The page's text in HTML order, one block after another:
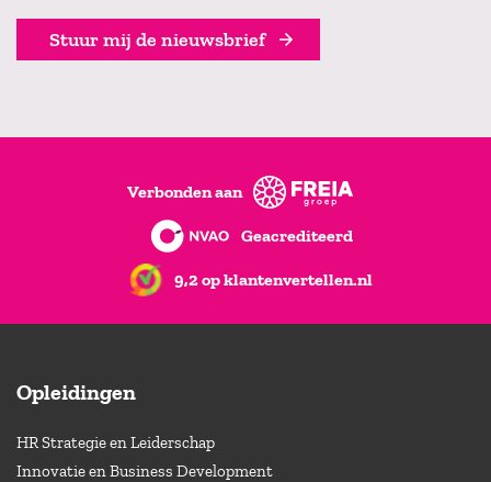
Stuur mij de nieuwsbrief
Verbonden aan
Geacrediteerd
9,2 op klantenvertellen.nl
Opleidingen
HR Strategie en Leiderschap
Innovatie en Business Development